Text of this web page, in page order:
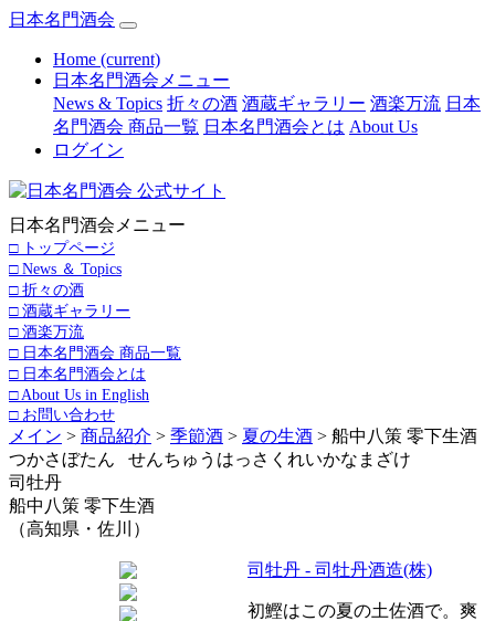
日本名門酒会
Home (current)
日本名門酒会メニュー
News & Topics 折々の酒 酒蔵ギャラリー 酒楽万流 日本
名門酒会 商品一覧 日本名門酒会とは About Us
ログイン
日本名門酒会メニュー
□ トップページ
□ News ＆ Topics
□ 折々の酒
□ 酒蔵ギャラリー
□ 酒楽万流
□ 日本名門酒会 商品一覧
□ 日本名門酒会とは
□ About Us in English
□ お問い合わせ
メイン > 商品紹介 > 季節酒 > 夏の生酒 > 船中八策 零下生酒
つかさぼたん せんちゅうはっさくれいかなまざけ
司牡丹
船中八策 零下生酒
（高知県・佐川）
司牡丹 - 司牡丹酒造(株)
初鰹はこの夏の土佐酒で。爽